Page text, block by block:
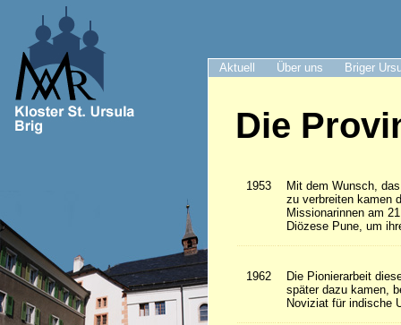
Aktuell Über uns Briger
Die
1953
Mit dem Wunsch,
zu verbreiten kamen
Missionarinnen am
Diözese Pune, um
1962
Die Pionierarbeit
später dazu kamen,
Noviziat für indische